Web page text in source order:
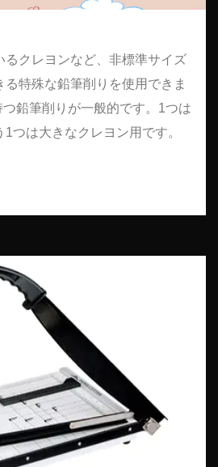
るクレヨンなど、非標準サイズ
特殊な鉛筆削りを使用できま
鉛筆削りが一般的です。1つは
つは大きなクレヨン用です。